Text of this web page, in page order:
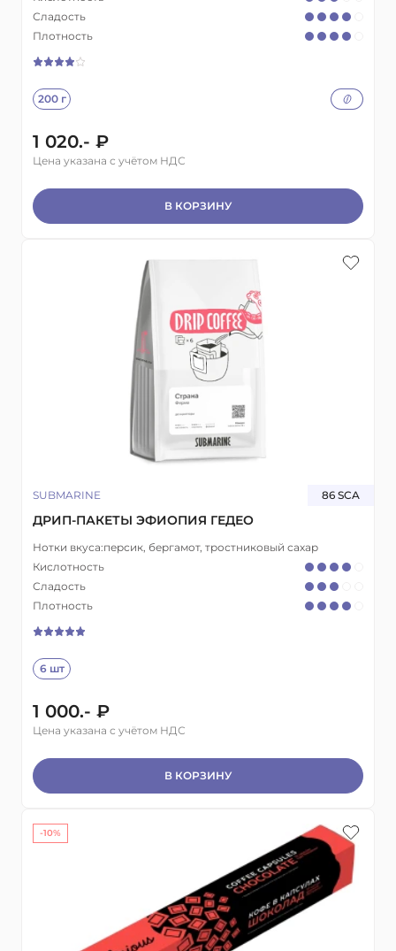
Сладость
Плотность
200 г
1 020.- ₽
Цена указана с учётом НДС
В КОРЗИНУ
SUBMARINE 86 SCA
ДРИП-ПАКЕТЫ ЭФИОПИЯ ГЕДЕО
Нотки вкуса:персик, бергамот, тростниковый сахар
Кислотность
Сладость
Плотность
6 шт
1 000.- ₽
Цена указана с учётом НДС
В КОРЗИНУ
-10%